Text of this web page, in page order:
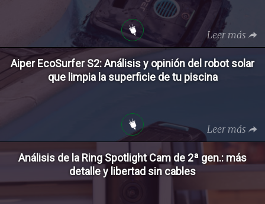
Leer más
Aiper EcoSurfer S2: Análisis y opinión del robot solar
que limpia la superficie de tu piscina
Leer más
Análisis de la Ring Spotlight Cam de 2ª gen.: más
detalle y libertad sin cables